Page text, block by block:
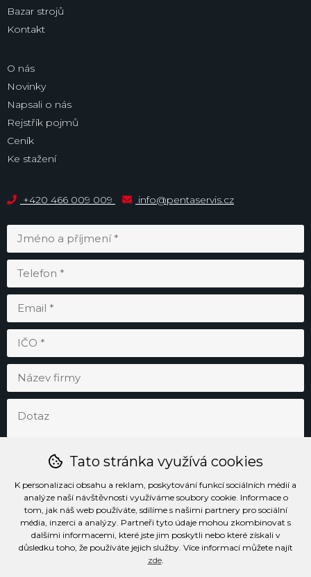
Bazar strojů
Kontakt
O nás
Novinky
Napsali o nás
Rejstřík pojmů
Ceník
Ke stažení
+420 466 009 009 info@pentaservis.cz
Odesláním souhlasím se zpracováním osobních údajů
Tato stránka využívá cookies
K personalizaci obsahu a reklam, poskytování funkcí sociálních médií a
analýze naší návštěvnosti využíváme soubory cookie. Informace o
tom, jak náš web používáte, sdílíme s našimi partnery pro sociální
média, inzerci a analýzy. Partneři tyto údaje mohou zkombinovat s
dalšími informacemi, které jste jim poskytli nebo které získali v
důsledku toho, že používáte jejich služby. Více informací můžete najít
zde.